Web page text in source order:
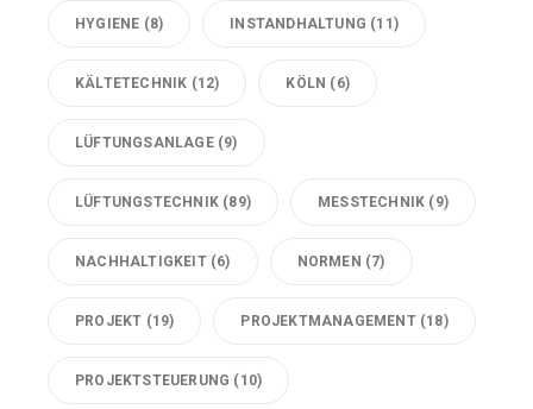
HYGIENE (8) INSTANDHALTUNG (11)
KÄLTETECHNIK (12) KÖLN (6)
LÜFTUNGSANLAGE(9)
LÜFTUNGSTECHNIK (89) MESSTECHNIK (9)
NACHHALTIGKEIT(6) NORMEN (7)
PROJEKT (19) PROJEKTMANAGEMENT(18)
PROJEKTSTEUERUNG (10)